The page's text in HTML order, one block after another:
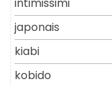
japonais
kiabi
kobido